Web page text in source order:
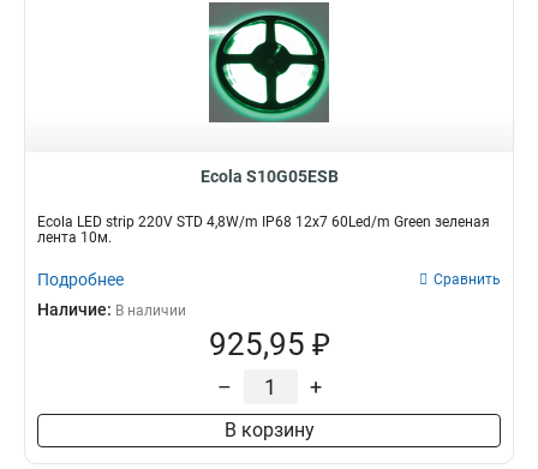
Ecola S10G05ESB
Ecola LED strip 220V STD 4,8W/m IP68 12x7 60Led/m Green зеленая
лента 10м.
Подробнее Сравнить
Наличие: В наличии
925,95 ₽
– +
В корзину